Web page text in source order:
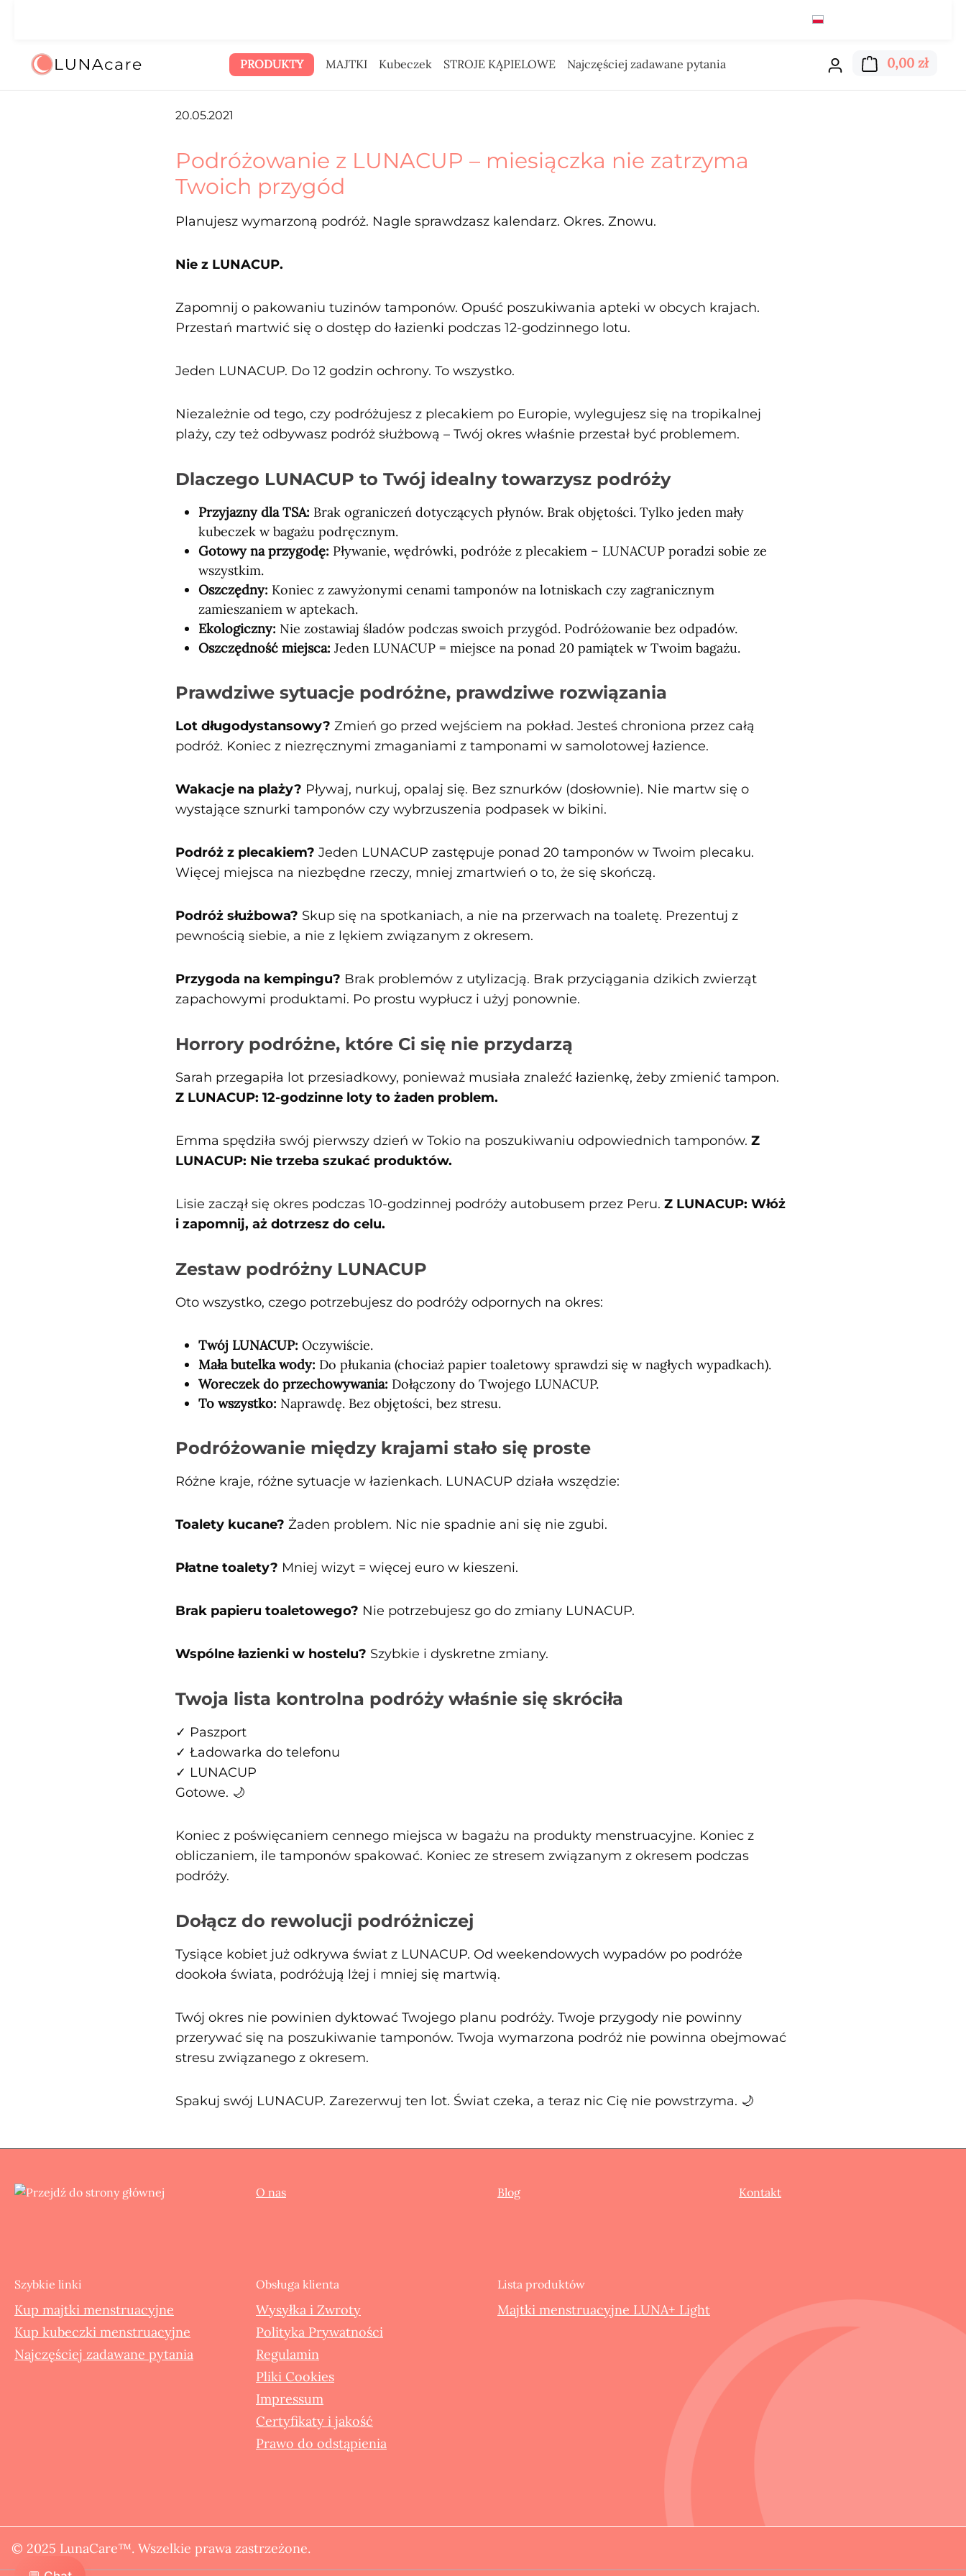
0,00 zł
PRODUKTY MAJTKI Kubeczek STROJE KĄPIELOWE Najczęściej zadawane pytania
20.05.2021
Podróżowanie z LUNACUP – miesiączka nie zatrzyma
Twoich przygód
Planujesz wymarzoną podróż. Nagle sprawdzasz kalendarz. Okres. Znowu.
Nie z LUNACUP.
Zapomnij o pakowaniu tuzinów tamponów. Opuść poszukiwania apteki w obcych krajach.
Przestań martwić się o dostęp do łazienki podczas 12-godzinnego lotu.
Jeden LUNACUP. Do 12 godzin ochrony. To wszystko.
Niezależnie od tego, czy podróżujesz z plecakiem po Europie, wylegujesz się na tropikalnej
plaży, czy też odbywasz podróż służbową – Twój okres właśnie przestał być problemem.
Dlaczego LUNACUP to Twój idealny towarzysz podróży
Przyjazny dla TSA: Brak ograniczeń dotyczących płynów. Brak objętości. Tylko jeden mały
kubeczek w bagażu podręcznym.
Gotowy na przygodę: Pływanie, wędrówki, podróże z plecakiem – LUNACUP poradzi sobie ze
wszystkim.
Oszczędny: Koniec z zawyżonymi cenami tamponów na lotniskach czy zagranicznym
zamieszaniem w aptekach.
Ekologiczny: Nie zostawiaj śladów podczas swoich przygód. Podróżowanie bez odpadów.
Oszczędność miejsca: Jeden LUNACUP = miejsce na ponad 20 pamiątek w Twoim bagażu.
Prawdziwe sytuacje podróżne, prawdziwe rozwiązania
Lot długodystansowy? Zmień go przed wejściem na pokład. Jesteś chroniona przez całą
podróż. Koniec z niezręcznymi zmaganiami z tamponami w samolotowej łazience.
Wakacje na plaży? Pływaj, nurkuj, opalaj się. Bez sznurków (dosłownie). Nie martw się o
wystające sznurki tamponów czy wybrzuszenia podpasek w bikini.
Podróż z plecakiem? Jeden LUNACUP zastępuje ponad 20 tamponów w Twoim plecaku.
Więcej miejsca na niezbędne rzeczy, mniej zmartwień o to, że się skończą.
Podróż służbowa? Skup się na spotkaniach, a nie na przerwach na toaletę. Prezentuj z
pewnością siebie, a nie z lękiem związanym z okresem.
Przygoda na kempingu? Brak problemów z utylizacją. Brak przyciągania dzikich zwierząt
zapachowymi produktami. Po prostu wypłucz i użyj ponownie.
Horrory podróżne, które Ci się nie przydarzą
Sarah przegapiła lot przesiadkowy, ponieważ musiała znaleźć łazienkę, żeby zmienić tampon.
Z LUNACUP: 12-godzinne loty to żaden problem.
Emma spędziła swój pierwszy dzień w Tokio na poszukiwaniu odpowiednich tamponów. Z
LUNACUP: Nie trzeba szukać produktów.
Lisie zaczął się okres podczas 10-godzinnej podróży autobusem przez Peru. Z LUNACUP: Włóż
i zapomnij, aż dotrzesz do celu.
Zestaw podróżny LUNACUP
Oto wszystko, czego potrzebujesz do podróży odpornych na okres:
Twój LUNACUP: Oczywiście.
Mała butelka wody: Do płukania (chociaż papier toaletowy sprawdzi się w nagłych wypadkach).
Woreczek do przechowywania: Dołączony do Twojego LUNACUP.
To wszystko: Naprawdę. Bez objętości, bez stresu.
Podróżowanie między krajami stało się proste
Różne kraje, różne sytuacje w łazienkach. LUNACUP działa wszędzie:
Toalety kucane? Żaden problem. Nic nie spadnie ani się nie zgubi.
Płatne toalety? Mniej wizyt = więcej euro w kieszeni.
Brak papieru toaletowego? Nie potrzebujesz go do zmiany LUNACUP.
Wspólne łazienki w hostelu? Szybkie i dyskretne zmiany.
Twoja lista kontrolna podróży właśnie się skróciła
✓ Paszport
✓ Ładowarka do telefonu
✓ LUNACUP
Gotowe. 🌙
Koniec z poświęcaniem cennego miejsca w bagażu na produkty menstruacyjne. Koniec z
obliczaniem, ile tamponów spakować. Koniec ze stresem związanym z okresem podczas
podróży.
Dołącz do rewolucji podróżniczej
Tysiące kobiet już odkrywa świat z LUNACUP. Od weekendowych wypadów po podróże
dookoła świata, podróżują lżej i mniej się martwią.
Twój okres nie powinien dyktować Twojego planu podróży. Twoje przygody nie powinny
przerywać się na poszukiwanie tamponów. Twoja wymarzona podróż nie powinna obejmować
stresu związanego z okresem.
Spakuj swój LUNACUP. Zarezerwuj ten lot. Świat czeka, a teraz nic Cię nie powstrzyma. 🌙
O nas Blog Kontakt
Szybkie linki
Kup majtki menstruacyjne
Kup kubeczki menstruacyjne
Najczęściej zadawane pytania
Obsługa klienta
Wysyłka i Zwroty
Polityka Prywatności
Regulamin
Pliki Cookies
Impressum
Certyfikaty i jakość
Prawo do odstąpienia
Lista produktów
Majtki menstruacyjne LUNA+ Light
© 2025 LunaCare™. Wszelkie prawa zastrzeżone.